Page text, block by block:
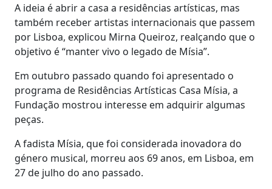
A ideia é abrir a casa a residências artísticas, mas
também receber artistas internacionais que passem
por Lisboa, explicou Mirna Queiroz, realçando que o
objetivo é “manter vivo o legado de Mísia”.
Em outubro passado quando foi apresentado o
programa de Residências Artísticas Casa Mísia, a
Fundação mostrou interesse em adquirir algumas
peças.
A fadista Mísia, que foi considerada inovadora do
género musical, morreu aos 69 anos, em Lisboa, em
27 de julho do ano passado.